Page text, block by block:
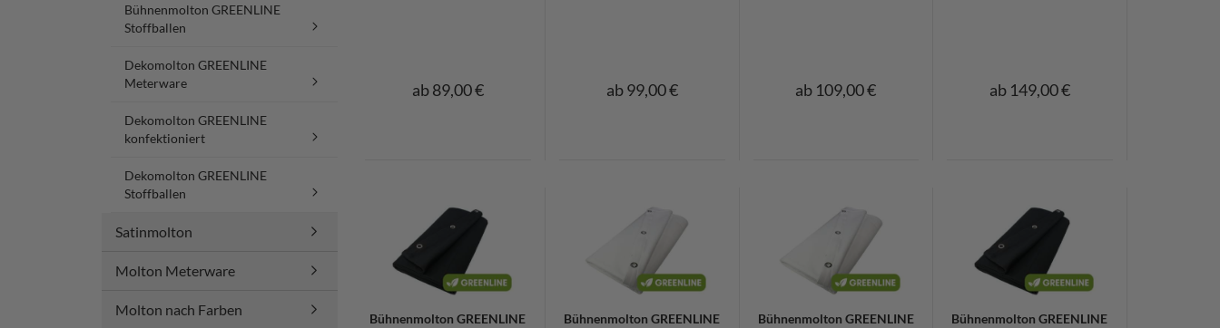
ab 89,00 € ab 99,00 € ab 109,00 € ab 149,00 €
Bühnenmolton GREENLINE
Bühnenmolton GREENLINE
Bühnenmolton GREENLINE
Bühnenmolton GREENLINE
Bühnenmolton GREENLINE
Stoffballen
Dekomolton GREENLINE
Meterware
Dekomolton GREENLINE
konfektioniert
Dekomolton GREENLINE
Stoffballen
Satinmolton
Molton Meterware
Molton nach Farben